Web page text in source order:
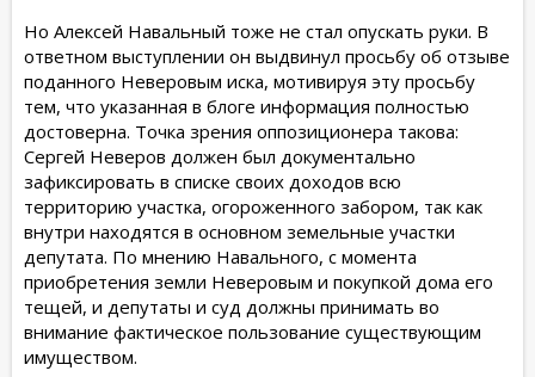
Но Алексей Навальный тоже не стал опускать руки. В
ответном выступлении он выдвинул просьбу об отзыве
поданного Неверовым иска, мотивируя эту просьбу
тем, что указанная в блоге информация полностью
достоверна. Точка зрения оппозиционера такова:
Сергей Неверов должен был документально
зафиксировать в списке своих доходов всю
территорию участка, огороженного забором, так как
внутри находятся в основном земельные участки
депутата. По мнению Навального, с момента
приобретения земли Неверовым и покупкой дома его
тещей, и депутаты и суд должны принимать во
внимание фактическое пользование существующим
имуществом.